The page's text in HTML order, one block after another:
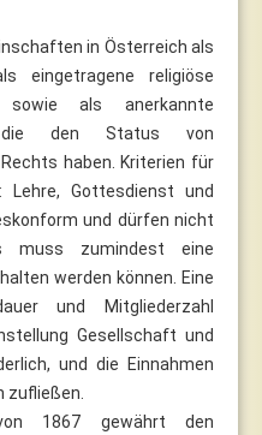
in Österreich als
eingetragene religiöse
sowie als anerkannte
die den Status von
haben. Kriterien für
Lehre, Gottesdienst und
und dürfen nicht
muss zumindest eine
werden können. Eine
und Mitgliederzahl
Gesellschaft und
und die Einnahmen
zufließen.
1867 gewährt den